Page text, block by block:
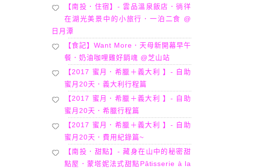
【南投．住宿】- 雲品溫泉飯店．徜徉
在湖光美景中的小旅行．一泊二食 @
日月潭
【食記】Want More．天母新開幕早午
餐．奶油咖哩雞好銷魂 @芝山站
【2017 蜜月．希臘＋義大利 】- 自助
蜜月20天．義大利行程篇
【2017 蜜月．希臘＋義大利 】- 自助
蜜月20天．希臘行程篇
【2017 蜜月．希臘＋義大利 】- 自助
蜜月20天．費用紀錄篇~
【南投．甜點】- 藏身在山中的秘密甜
點屋．蒙塔妮法式甜點Pâtisserie à la